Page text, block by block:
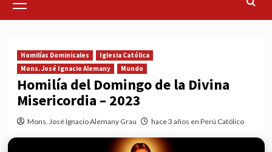
Menu
Homilías Dominicales
Iglesia Católica
Mons. José Ignacio Alemany
Mundo
Homilía del Domingo de la Divina
Misericordia – 2023
Mons. José Ignacio Alemany Grau hace 3 años en Perú Católico